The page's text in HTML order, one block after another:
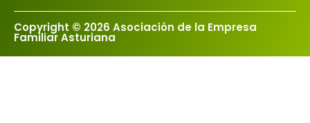
Copyright © 2026 Asociación de la Empresa
Familiar Asturiana